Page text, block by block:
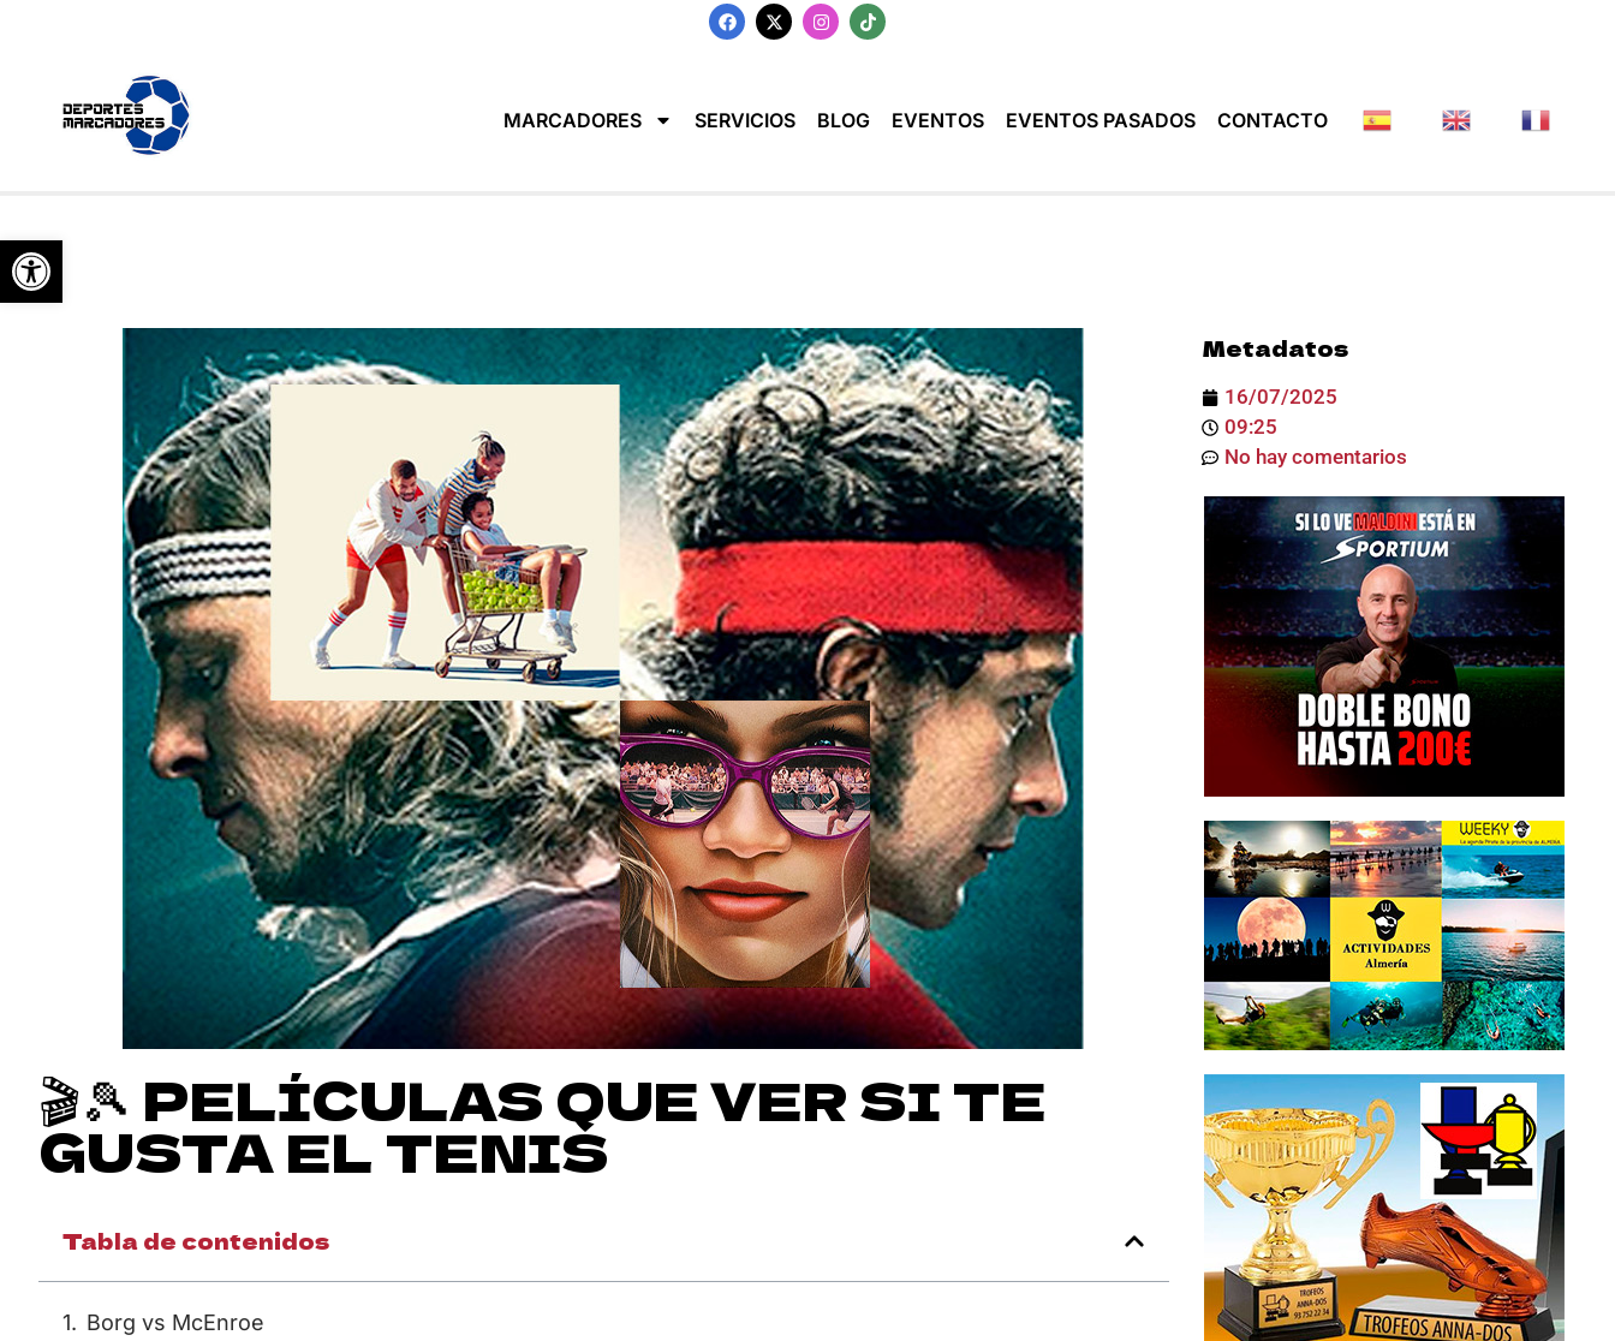
Abrir barra de herramientas
MARCADORES SERVICIOS BLOG EVENTOS EVENTOS PASADOS CONTACTO
🎬🎾 PELÍCULAS QUE VER SI TE
GUSTA EL TENIS
Tabla de contenidos
Borg vs McEnroe
Metadatos
16/07/2025
09:25
No hay comentarios